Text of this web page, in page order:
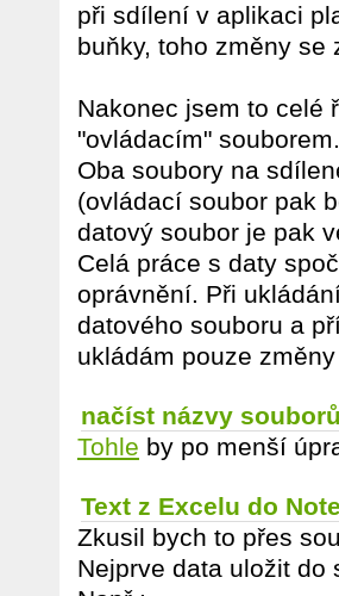
při sdílení v aplikaci
buňky, toho změny se
Nakonec jsem to celé
"ovládacím" souborem.
Oba soubory na
(ovládací soubor pak
datový soubor je pak
Celá práce s daty
oprávnění. Při
datového souboru a
ukládám pouze
načíst názvy souborů
Tohle by po menší
Text z Excelu do
Zkusil bych to přes
Nejprve data uložit do